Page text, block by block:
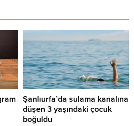
Şanlıurfa’da sulama kanalına
düşen 3 yaşındaki çocuk
boğuldu